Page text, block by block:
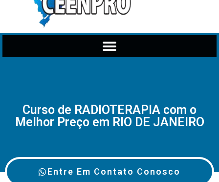
Curso de RADIOTERAPIA com o
Melhor Preço em RIO DE JANEIRO
Entre Em Contato Conosco